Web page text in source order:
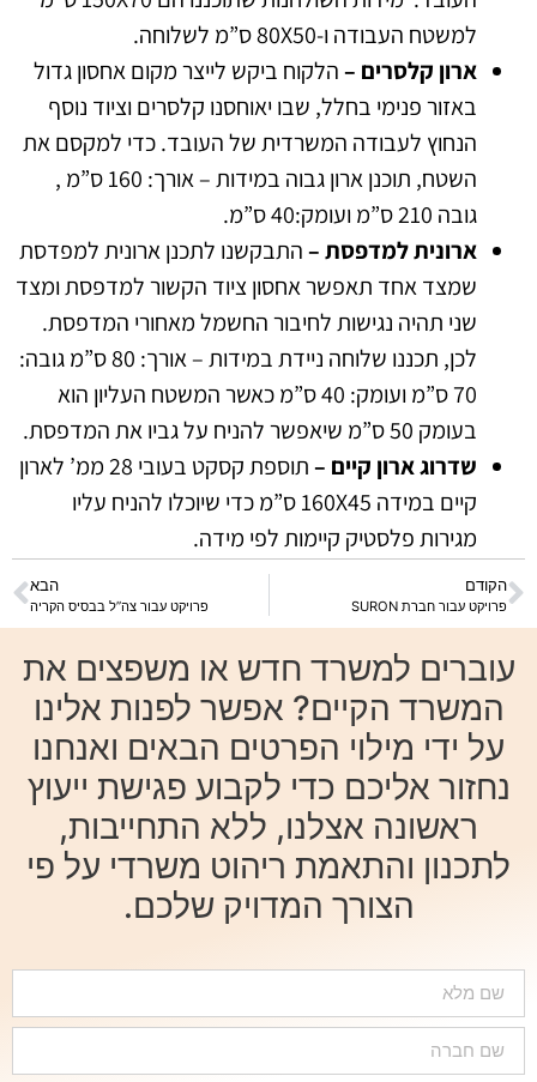
למשטח העבודה ו-80X50 ס”מ לשלוחה.
ארון קלסרים –הלקוח ביקש לייצר מקום אחסון גדול
באזור פנימי בחלל, שבו יאוחסנו קלסרים וציוד נוסף
הנחוץ לעבודה המשרדית של העובד. כדי למקסם את
השטח, תוכנן ארון גבוה במידות – אורך: 160 ס”מ ,
גובה 210 ס”מ ועומק:40 ס”מ.
ארונית למדפסת –התבקשנו לתכנן ארונית למפדסת
שמצד אחד תאפשר אחסון ציוד הקשור למדפסת ומצד
שני תהיה נגישות לחיבור החשמל מאחורי המדפסת.
לכן, תכננו שלוחה ניידת במידות – אורך: 80 ס”מ גובה:
70 ס”מ ועומק: 40 ס”מ כאשר המשטח העליון הוא
בעומק 50 ס”מ שיאפשר להניח על גביו את המדפסת.
שדרוג ארון קיים –
תוספת קסקט בעובי 28 ממ’ לארון
קיים במידה 160X45 ס”מ כדי שיוכלו להניח עליו
מגירות פלסטיק קיימות לפי מידה.
הקודם
פרויקט עבור חברת SURON
הבא
פרויקט עבור צה”ל בבסיס הקריה
עוברים למשרד חדש או משפצים את
המשרד הקיים? אפשר לפנות אלינו
על ידי מילוי הפרטים הבאים ואנחנו
נחזור אליכם כדי לקבוע פגישת ייעוץ
ראשונה אצלנו, ללא התחייבות,
לתכנון והתאמת ריהוט משרדי על פי
הצורך המדויק שלכם.